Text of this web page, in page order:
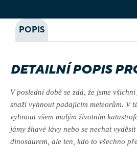
POPIS
DETAILNÍ POPIS
V poslední době se zdá, že jsme
snaží vyhnout padajícím meteorům. V
vyhnout všem malým životním
jámy žhavé lávy nebo se nechat
dinosaurem, ale ten, kdo to všechno